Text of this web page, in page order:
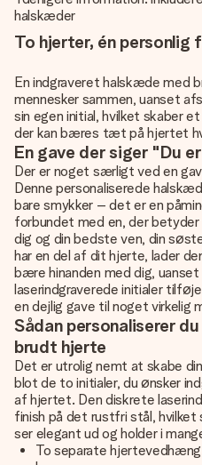
halskæder
To hjerter, én personlig
En indgraveret halskæde med
mennesker sammen, uanset
sin egen initial, hvilket skaber
der kan bæres tæt på hjertet
En gave der siger "Du
Der er noget særligt ved en
Denne personaliserede
bare smykker – det er en
forbundet med en, der
dig og din bedste ven, din
har en del af dit hjerte, lader
bære hinanden med dig, uanset
laserindgraverede initialer
en dejlig gave til noget virkelig
Sådan personaliserer
brudt hjerte
Det er utrolig nemt at skabe
blot de to initialer, du ønsker
af hjertet. Den diskrete
finish på det rustfri stål, hvilket
ser elegant ud og holder i
To separate